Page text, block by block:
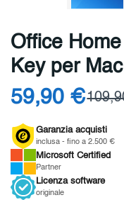
Office
Key per Mac
59,90 €
Garanzia acquisti
inclusa - fino a 2.500 €
Microsoft Certified
Partner
Licenza software
originale